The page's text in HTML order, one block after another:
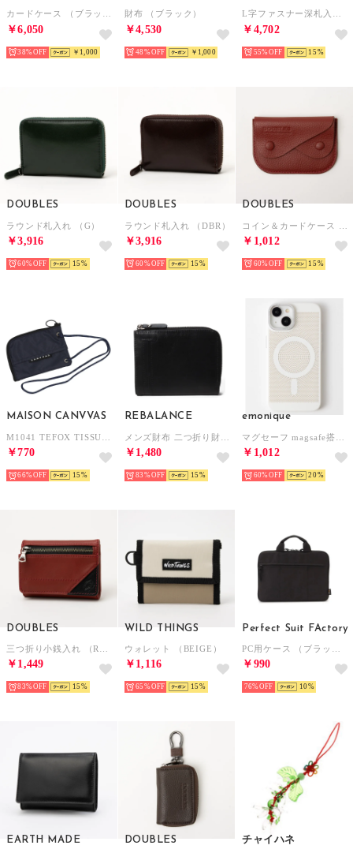
￥6,050
38% ￥1,000
財布 （ブラック）
￥4,530
48% ￥1,000
￥4,702
55% 15
DOUBLES
ラウンド札入れ （G）
￥3,916
60% 15
DOUBLES
ラウンド札入れ （DBR）
￥3,916
60% 15
DOUBLES
￥1,012
60% 15
MAISON CANVVAS
￥770
66% 15
REBALANCE
￥1,480
83% 15
emonique
￥1,012
60% 20
DOUBLES
￥1,449
83% 15
WILD THINGS
ウォレット （BEIGE）
￥1,116
65% 15
Perfect Suit FActory
￥990
76% 10
EARTH MADE DOUBLES チャイハネ